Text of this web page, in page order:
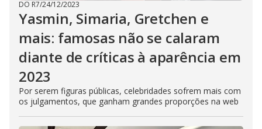
DO R7/24/12/2023
Yasmin, Simaria, Gretchen e
mais: famosas não se calaram
diante de críticas à aparência em
2023
Por serem figuras públicas, celebridades sofrem mais com
os julgamentos, que ganham grandes proporções na web